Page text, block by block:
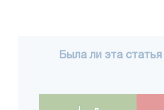
Была ли эта